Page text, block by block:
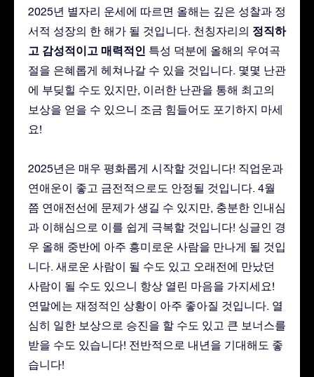
2025년 별자리 운세에 따르면 올해는 깊은 성찰과 정
서적 성장의 한 해가 될 것입니다. 천칭자리의 정직하
고 감성적이고 매력적인 특성 덕분에 올해의 우여곡
절을 은혜롭게 헤쳐나갈 수 있을 것입니다. 몇몇 난관
에 부딪힐 수도 있지만, 이러한 난관을 통해 최고의
보상을 얻을 수 있으니 조금 힘들어도 포기하지 마세
요!
2025년은 매우 평화롭게 시작할 것입니다! 직업운과
연애운이 좋고 금전적으로도 안정될 것입니다. 4월
쯤 연애전선에 문제가 생길 수 있지만, 충분한 인내심
과 이해심으로 이를 쉽게 극복할 것입니다! 싱글인 경
우 올해 중반에 아주 흥미로운 사람을 만나게 될 것입
니다. 새로운 사람이 될 수도 있고 오래전에 만났던
사람이 될 수도 있으니 항상 열린 마음을 가지세요!
연말에는 재정적인 상황이 아주 좋아질 것입니다. 열
심히 일한 보상으로 승진을 할 수도 있고 큰 보너스를
받을 수도 있습니다! 전반적으로 내년을 기대해도 좋
습니다!